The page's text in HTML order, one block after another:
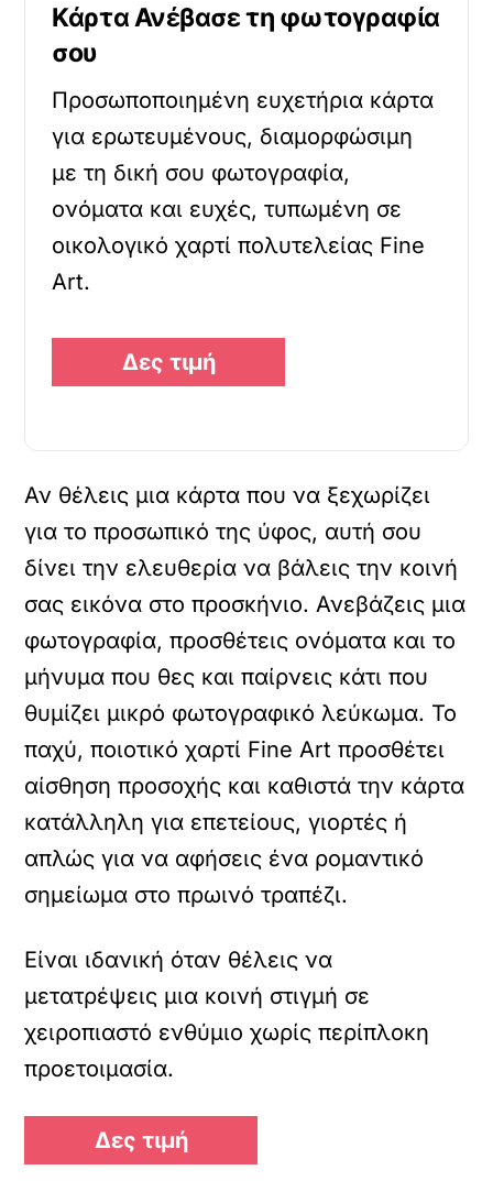
Κάρτα Ανέβασε τη φωτογραφία
σου
Προσωποποιημένη ευχετήρια κάρτα
για ερωτευμένους, διαμορφώσιμη
με τη δική σου φωτογραφία,
ονόματα και ευχές, τυπωμένη σε
οικολογικό χαρτί πολυτελείας Fine
Art.
Δες τιμή
Αν θέλεις μια κάρτα που να ξεχωρίζει
για το προσωπικό της ύφος, αυτή σου
δίνει την ελευθερία να βάλεις την κοινή
σας εικόνα στο προσκήνιο. Ανεβάζεις μια
φωτογραφία, προσθέτεις ονόματα και το
μήνυμα που θες και παίρνεις κάτι που
θυμίζει μικρό φωτογραφικό λεύκωμα. Το
παχύ, ποιοτικό χαρτί Fine Art προσθέτει
αίσθηση προσοχής και καθιστά την κάρτα
κατάλληλη για επετείους, γιορτές ή
απλώς για να αφήσεις ένα ρομαντικό
σημείωμα στο πρωινό τραπέζι.
Είναι ιδανική όταν θέλεις να
μετατρέψεις μια κοινή στιγμή σε
χειροπιαστό ενθύμιο χωρίς περίπλοκη
προετοιμασία.
Δες τιμή